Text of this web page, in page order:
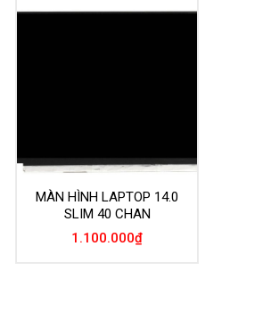
MÀN HÌNH LAPTOP 14.0
SLIM 40 CHAN
1.100.000₫